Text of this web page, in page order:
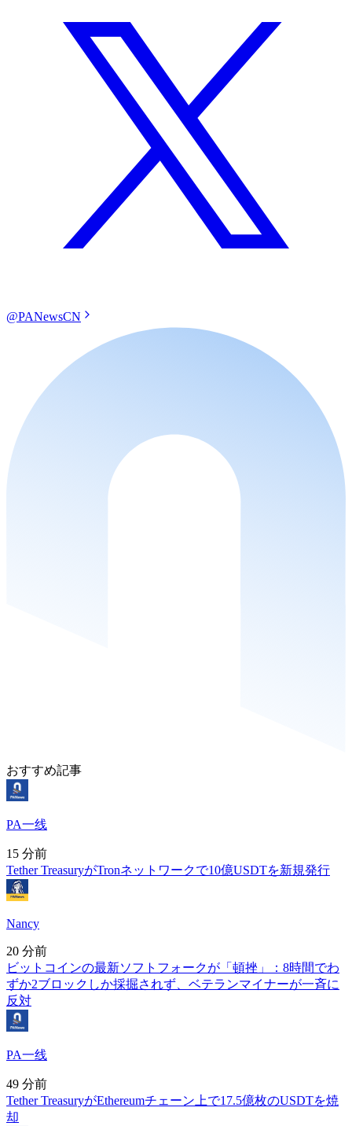
@PANewsCN
おすすめ記事
PA一线
15 分前
Tether TreasuryがTronネットワークで10億USDTを新規発行
Nancy
20 分前
ビットコインの最新ソフトフォークが「頓挫」：8時間でわ
ずか2ブロックしか採掘されず、ベテランマイナーが一斉に
反対
PA一线
49 分前
Tether TreasuryがEthereumチェーン上で17.5億枚のUSDTを焼
却